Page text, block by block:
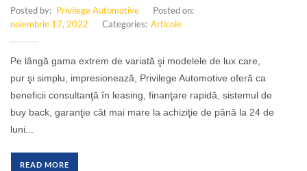
Posted by: Privilege Automotive
Posted on:
noiembrie 17, 2022
Categories: Articole
Pe lângă gama extrem de variată şi modelele de lux care,
pur şi simplu, impresionează, Privilege Automotive oferă ca
beneficii consultanţă în leasing, finanţare rapidă, sistemul de
buy back, garanţie cât mai mare la achiziţie de până la 24 de
luni...
READ MORE